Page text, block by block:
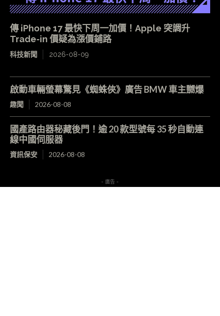
傳 iPhone 17 最快下周一加價！Apple 突調升
Trade-in 價疑為漲價鋪路
科技新聞 2026-08-09
啟動車輛螢幕驚見《蜘蛛俠》廣告 BMW 車主嬲爆
趣聞 2026-08-08
國產路由器秘藏後門！逾 20 款型號每 35 秒自動連
線中國伺服器
資訊保安 2026-08-08
- 廣告 -